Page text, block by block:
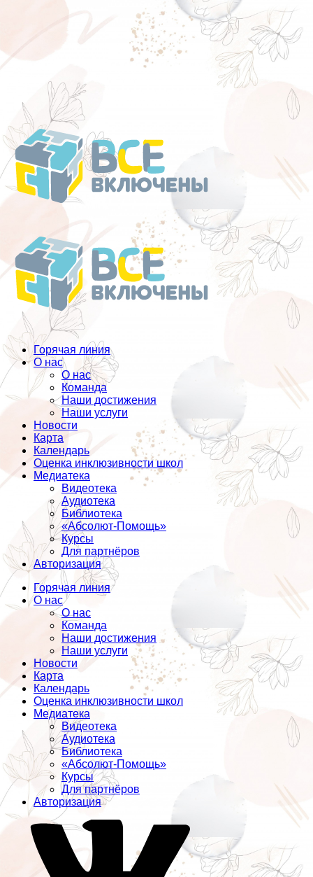
Перейти
к
содержанию
Горячая линия
О нас
О нас
Команда
Наши достижения
Наши услуги
Новости
Карта
Календарь
Оценка инклюзивности школ
Медиатека
Видеотека
Аудиотека
Библиотека
«Абсолют-Помощь»
Курсы
Для партнёров
Авторизация
Горячая линия
О нас
О нас
Команда
Наши достижения
Наши услуги
Новости
Карта
Календарь
Оценка инклюзивности школ
Медиатека
Видеотека
Аудиотека
Библиотека
«Абсолют-Помощь»
Курсы
Для партнёров
Авторизация